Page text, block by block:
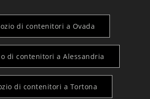
di contenitori a Ovada
di contenitori a Alessandria
di contenitori a Tortona